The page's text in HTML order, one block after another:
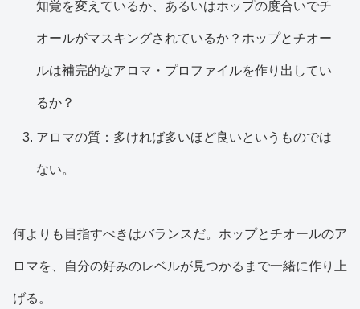
知覚を変えているか、あるいはホップの度合いでチ
オールがマスキングされているか？ホップとチオー
ルは補完的なアロマ・プロファイルを作り出してい
るか？
アロマの質：多ければ多いほど良いというものでは
ない。
何よりも目指すべきはバランスだ。ホップとチオールのア
ロマを、自分の好みのレベルが見つかるまで一緒に作り上
げる。